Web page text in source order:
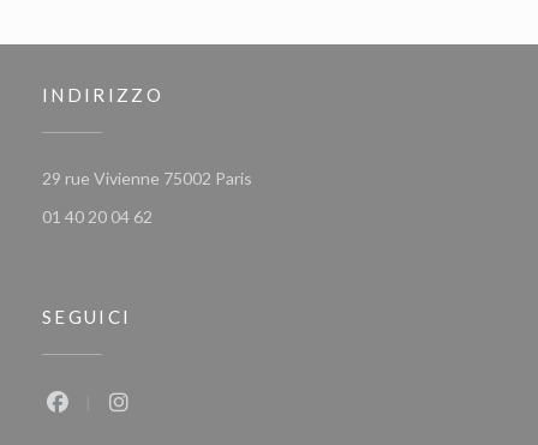
INDIRIZZO
29 rue Vivienne 75002 Paris
01 40 20 04 62
SEGUICI